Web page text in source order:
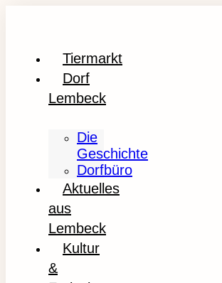
Tiermarkt
Dorf
Lembeck
Die
Geschichte
Dorfbüro
Aktuelles
aus
Lembeck
Kultur
&